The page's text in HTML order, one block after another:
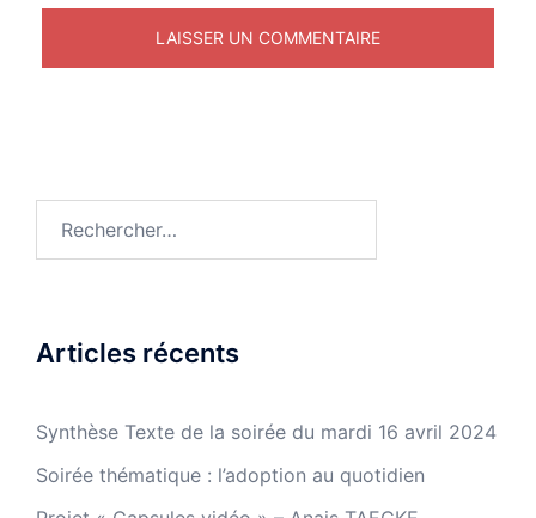
Articles récents
Synthèse Texte de la soirée du mardi 16 avril 2024
Soirée thématique : l’adoption au quotidien